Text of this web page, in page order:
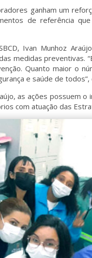
ganham um
de referência
Ivan Munhoz
medidas
Quanto maior o
e saúde de todos”,
as ações possuem
com atuação das